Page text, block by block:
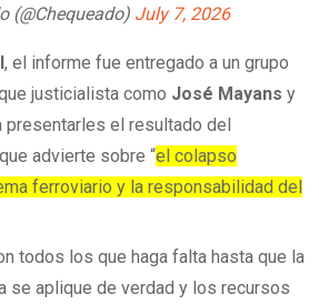
(@Chequeado) July 7, 2026
, el informe fue entregado a un grupo
justicialista como José Mayans y
presentarles el resultado del
advierte sobre “el colapso
ferroviario y la responsabilidad del
todos los que haga falta hasta que la
se aplique de verdad y los recursos